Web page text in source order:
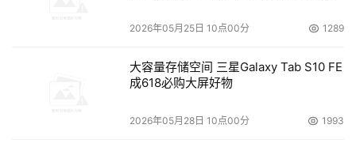
储容量也随之增加也是需考虑的因素之一。
本文来源于DOIT传媒，文章内容仅供参考，不构成投资建议。
2026年05月25日 10点00分 1289
大容量存储空间 三星Galaxy Tab S10 FE
成618必购大屏好物
2026年05月28日 10点00分 1993